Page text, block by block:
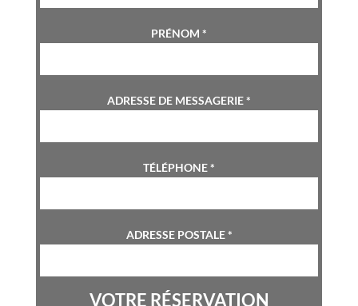
PRÉNOM *
ADRESSE DE MESSAGERIE*
TÉLÉPHONE*
ADRESSE POSTALE*
VOTRE RÉSERVATION